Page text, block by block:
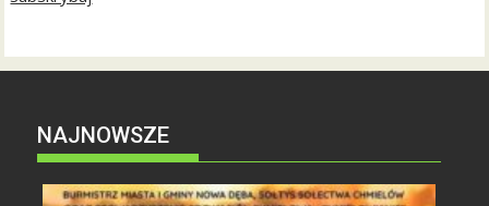
NAJNOWSZE